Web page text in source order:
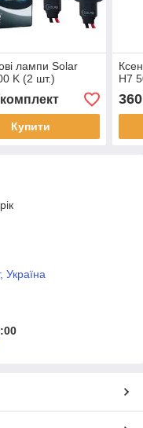
лампи Solar
K (2 шт.)
Купити
H7
360
Україна